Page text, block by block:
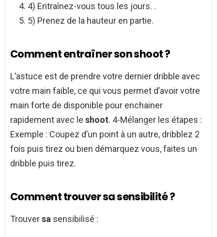
4) Entraînez-vous tous les jours. .
5) Prenez de la hauteur en partie.
Comment entraîner son shoot ?
L’astuce est de prendre votre dernier dribble avec
votre main faible, ce qui vous permet d’avoir votre
main forte de disponible pour enchainer
rapidement avec le shoot. 4-Mélanger les étapes :
Exemple : Coupez d’un point à un autre, dribblez 2
fois puis tirez ou bien démarquez vous, faites un
dribble puis tirez.
Comment trouver sa sensibilité ?
Trouversa sensibilisé :